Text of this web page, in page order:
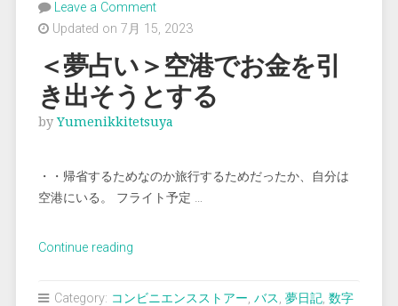
Leave a Comment
Updated on 7月 15, 2023
＜夢占い＞空港でお金を引
き出そうとする
byYumenikkitetsuya
・・帰省するためなのか旅行するためだったか、自分は
空港にいる。 フライト予定 …
Continue reading“＜
Category: コンビニエンスストアー, バス, 夢日記, 数字